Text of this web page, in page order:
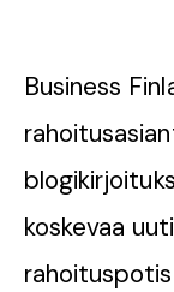
Business
koskevaa